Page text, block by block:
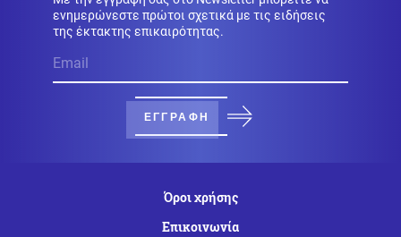
Ζελένσκι: Ρωσικά drones σκότωσαν 3χρονο αγόρι και
Κλείνει εκτάκτως ο Λόφος Φινόπουλου, λόγω κινδύνου
ενημερώνεστε πρώτοι σχετικά με τις ειδήσεις
της έκτακτης επικαιρότητας.
ΕΓΓΡΑΦΗ
Όροι χρήσης
Επικοινωνία